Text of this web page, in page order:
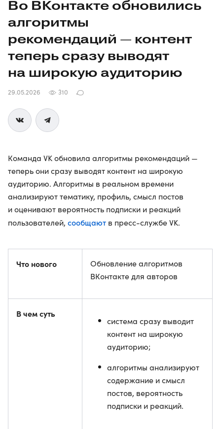
Во ВКонтакте обновились
алгоритмы
рекомендаций — контент
теперь сразу выводят
на широкую аудиторию
29.05.2026 310
Команда VK обновила алгоритмы рекомендаций —
теперь они сразу выводят контент на широкую
аудиторию. Алгоритмы в реальном времени
анализируют тематику, профиль, смысл постов
и оценивают вероятность подписки и реакций
пользователей, сообщают в пресс-службе VK.
Что нового
Обновление алгоритмов
ВКонтакте для авторов
В чем суть
система сразу выводит
контент на широкую
аудиторию;
алгоритмы анализируют
содержание и смысл
постов, вероятность
подписки и реакций.